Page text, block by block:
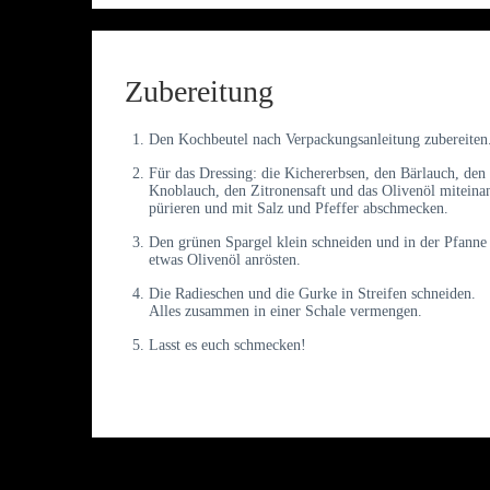
Zubereitung
Den Kochbeutel nach Verpackungsanleitung zubereiten.
Für das Dressing: die Kichererbsen, den Bärlauch, den
Knoblauch, den Zitronensaft und das Olivenöl
pürieren und mit Salz und Pfeffer abschmecken.
Den grünen Spargel klein schneiden und in der
etwas Olivenöl anrösten.
Die Radieschen und die Gurke in Streifen schneiden.
Alles zusammen in einer Schale vermengen.
Lasst es euch schmecken!